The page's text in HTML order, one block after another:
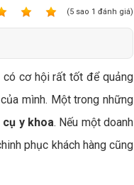
(5 sao 1 đánh giá)
có cơ hội rất tốt để quảng
mình. Một trong những
y khoa. Nếu một doanh
phục khách hàng cũng